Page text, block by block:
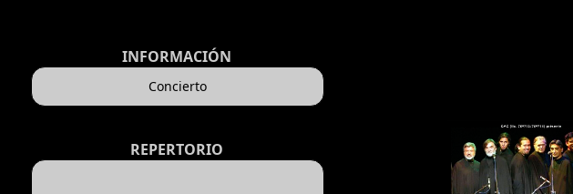
INFORMACIÓN
Concierto
REPERTORIO